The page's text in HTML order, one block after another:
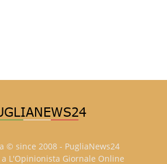
© since 2008 - PugliaNews24
L'Opinionista Giornale Online